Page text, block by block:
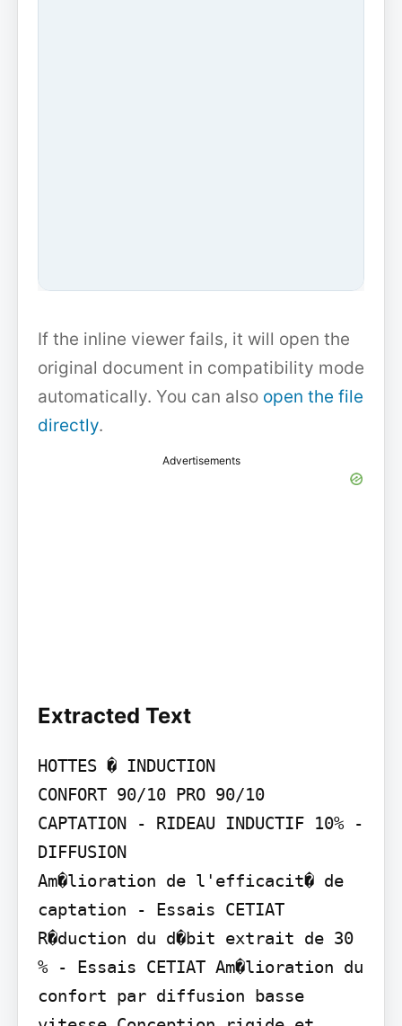
If the inline viewer fails, it will open the
original document in compatibility mode
automatically. You can also open the file
directly.
Advertisements
Extracted Text
HOTTES � INDUCTION
CONFORT 90/10 PRO 90/10
CAPTATION - RIDEAU INDUCTIF 10% -
DIFFUSION
Am�lioration de l'efficacit� de
captation - Essais CETIAT
R�duction du d�bit extrait de 30
% - Essais CETIAT Am�lioration du
confort par diffusion basse